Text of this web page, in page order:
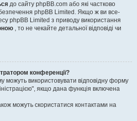
до сайту phpBB.com або які частково
phpBB Limited. Якщо ж ви все-
phpBB Limited з приводу використання
, то не чекайте детальної відповіді чи
конференції?
можуть використовувати відповідну форму
якщо дана функція включена
можуть скористатися контактами на